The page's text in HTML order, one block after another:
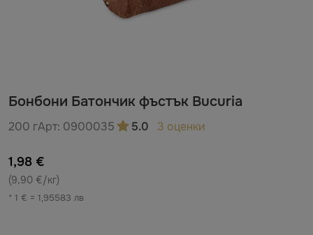
Бонбони Батончик фъстък Bucuria
200 гАрт: 0900035 5.0 3 оценки
1,98 €
(9,90 €/кг)
* 1 € = 1,95583 лв